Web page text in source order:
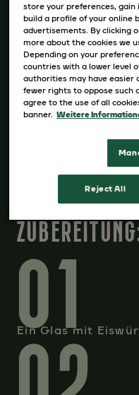
Zutaten
150 ml Tonic
30 ml Black
Eis
Orange (zur
01
Ein Glas mit
store your preferences,
build a profile of your online
advertisements. By clicking
more about the cookies we
Depending on your
countries with a lower level
authorities may have easier
fewer rights to oppose such
agree to the use of all
banner. Weitere
Reject All